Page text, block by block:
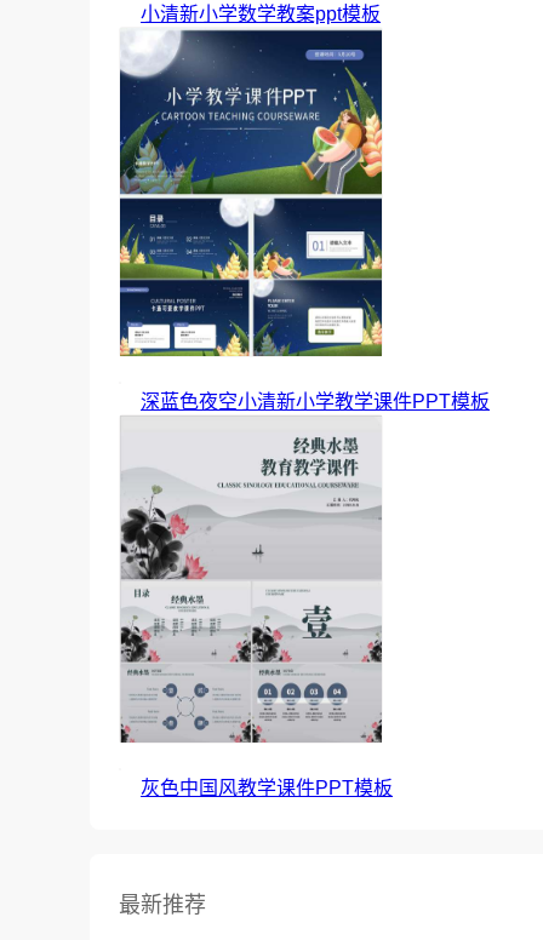
小清新小学数学教案ppt模板
深蓝色夜空小清新小学教学课件PPT模板
灰色中国风教学课件PPT模板
最新推荐